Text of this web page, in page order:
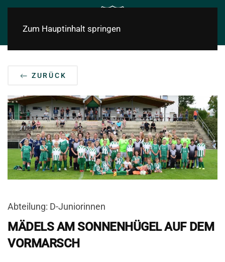
Zum Hauptinhalt springen
ZURÜCK
Abteilung: D-Juniorinnen
MÄDELS AM SONNENHÜGEL AUF DEM
VORMARSCH